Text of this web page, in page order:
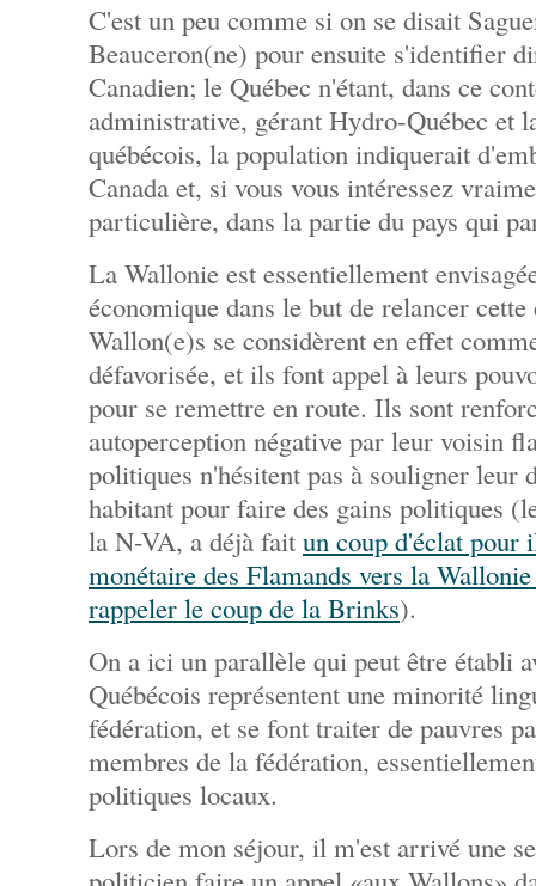
C'est un peu comme si on se disait
Beauceron(ne) pour ensuite s'identifier
Canadien; le Québec n'étant, dans ce
administrative, gérant Hydro-Québec et
québécois, la population indiquerait
Canada et, si vous vous intéressez
particulière, dans la partie du pays qui
La Wallonie est essentiellement
économique dans le but de relancer
Wallon(e)s se considèrent en effet
défavorisée, et ils font appel à leurs
pour se remettre en route. Ils sont
autoperception négative par leur voisin
politiques n'hésitent pas à souligner leur
habitant pour faire des gains politiques
la N-VA, a déjà fait un coup d'éclat pour
monétaire des Flamands vers la
rappeler le coup de la Brinks).
On a ici un parallèle qui peut être établi
Québécois représentent une minorité
fédération, et se font traiter de pauvres
membres de la fédération,
politiques locaux.
Lors de mon séjour, il m'est arrivé une